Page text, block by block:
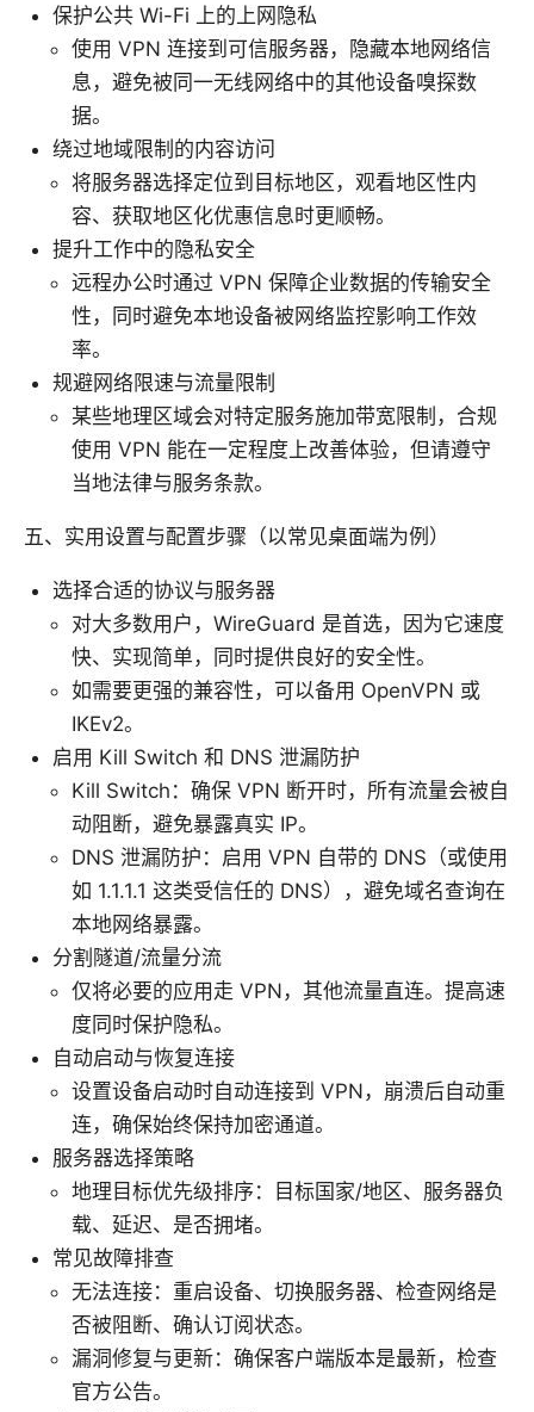
保护公共 Wi-Fi 上的上网隐私
使用 VPN 连接到可信服务器，隐藏本地网络信
息，避免被同一无线网络中的其他设备嗅探数
据。
绕过地域限制的内容访问
将服务器选择定位到目标地区，观看地区性内
容、获取地区化优惠信息时更顺畅。
提升工作中的隐私安全
远程办公时通过 VPN 保障企业数据的传输安全
性，同时避免本地设备被网络监控影响工作效
率。
规避网络限速与流量限制
某些地理区域会对特定服务施加带宽限制，合规
使用 VPN 能在一定程度上改善体验，但请遵守
当地法律与服务条款。
五、实用设置与配置步骤（以常见桌面端为例）
选择合适的协议与服务器
对大多数用户，WireGuard 是首选，因为它速度
快、实现简单，同时提供良好的安全性。
如需要更强的兼容性，可以备用 OpenVPN 或
IKEv2。
启用 Kill Switch 和 DNS 泄漏防护
Kill Switch：确保 VPN 断开时，所有流量会被自
动阻断，避免暴露真实 IP。
DNS 泄漏防护：启用 VPN 自带的 DNS（或使用
如 1.1.1.1 这类受信任的 DNS），避免域名查询在
本地网络暴露。
分割隧道/流量分流
仅将必要的应用走 VPN，其他流量直连。提高速
度同时保护隐私。
自动启动与恢复连接
设置设备启动时自动连接到 VPN，崩溃后自动重
连，确保始终保持加密通道。
服务器选择策略
地理目标优先级排序：目标国家/地区、服务器负
载、延迟、是否拥堵。
常见故障排查
无法连接：重启设备、切换服务器、检查网络是
否被阻断、确认订阅状态。
漏洞修复与更新：确保客户端版本是最新，检查
官方公告。